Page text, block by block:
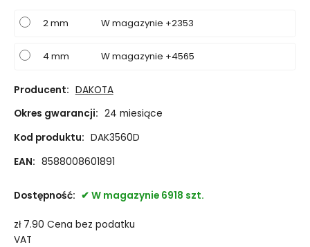
2 mm W magazynie +2353
4 mm W magazynie +4565
Producent: DAKOTA
Okres gwarancji: 24 miesiące
Kod produktu: DAK3560D
EAN: 8588008601891
Dostępność: W magazynie 6918 szt.
zł 7.90 Cena bez podatku
VAT